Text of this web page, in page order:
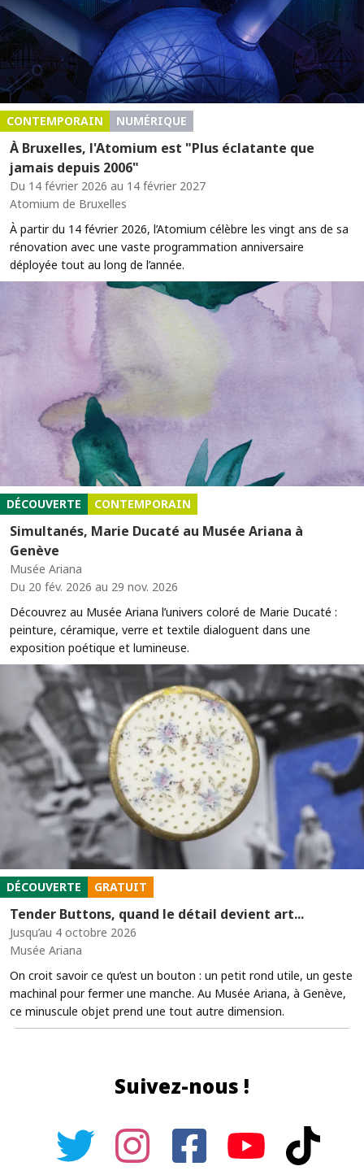
CONTEMPORAIN NUMÉRIQUE
À Bruxelles, l'Atomium est "Plus éclatante que
jamais depuis 2006"
Du 14 février 2026 au 14 février 2027
Atomium de Bruxelles
À partir du 14 février 2026, l’Atomium célèbre les vingt ans de sa
rénovation avec une vaste programmation anniversaire
déployée tout au long de l’année.
DÉCOUVERTE CONTEMPORAIN
Simultanés, Marie Ducaté au Musée Ariana à
Genève
Musée Ariana
Du 20 fév. 2026 au 29 nov. 2026
Découvrez au Musée Ariana l’univers coloré de Marie Ducaté :
peinture, céramique, verre et textile dialoguent dans une
exposition poétique et lumineuse.
DÉCOUVERTE GRATUIT
Tender Buttons, quand le détail devient art...
Jusqu’au 4 octobre 2026
Musée Ariana
On croit savoir ce qu’est un bouton : un petit rond utile, un geste
machinal pour fermer une manche. Au Musée Ariana, à Genève,
ce minuscule objet prend une tout autre dimension.
Suivez-nous !